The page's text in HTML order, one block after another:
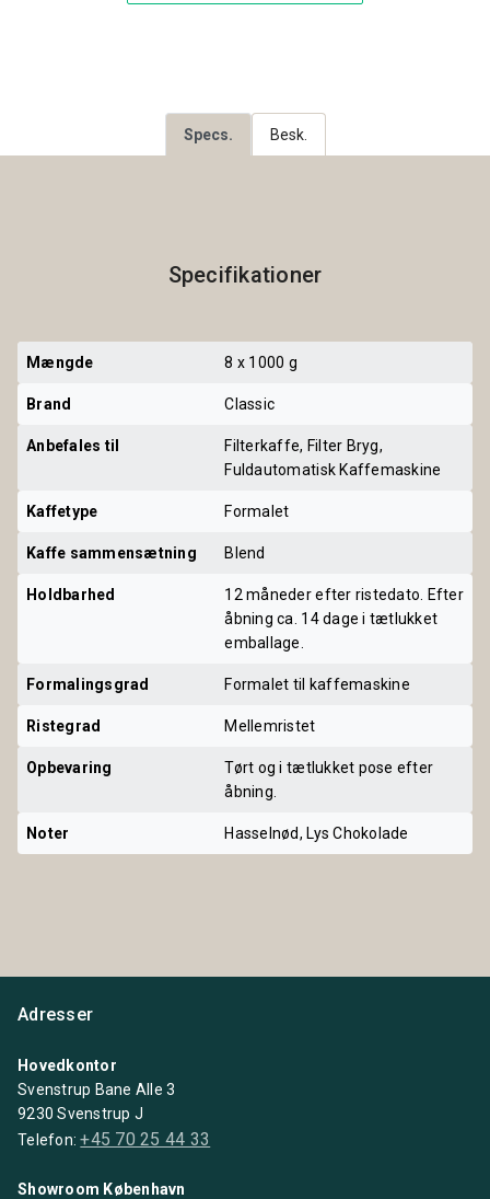
Specs. Besk.
Specifikationer
Mængde 8 x 1000 g
Brand Classic
Anbefales til
Filterkaffe, Filter Bryg,
Fuldautomatisk Kaffemaskine
Kaffetype Formalet
Kaffe sammensætning Blend
Holdbarhed
12 måneder efter ristedato. Efter
åbning ca. 14 dage i tætlukket
emballage.
Formalingsgrad Formalet til kaffemaskine
Ristegrad Mellemristet
Opbevaring
Tørt og i tætlukket pose efter
åbning.
Noter Hasselnød, Lys Chokolade
Adresser
Hovedkontor
Svenstrup Bane Alle 3
9230 Svenstrup J
Telefon:+45 70 25 44 33
Showroom København